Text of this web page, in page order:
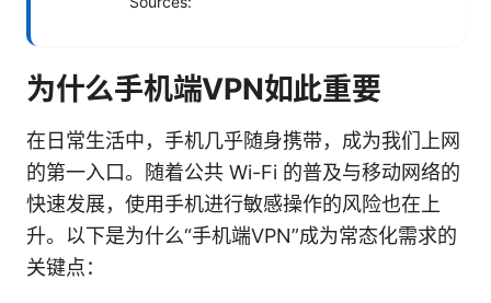
为什么手机端VPN如此重要
在日常生活中，手机几乎随身携带，成为我们上网
的第一入口。随着公共 Wi-Fi 的普及与移动网络的
快速发展，使用手机进行敏感操作的风险也在上
升。以下是为什么“手机端VPN”成为常态化需求的
关键点：